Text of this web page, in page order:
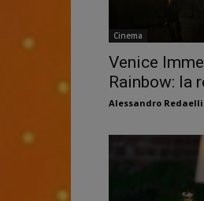
Cinema
Venice
Rainbow: la
Alessandro Redaelli